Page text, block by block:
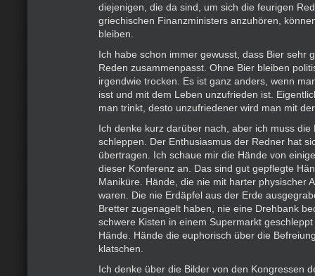
diejenigen, die da sind, um sich die feurigen
griechischen Finanzministers anzuhören,
bleiben.
Ich habe schon immer gewusst, dass Bier sehr
Reden zusammenpasst. Ohne Bier bleiben
irgendwie trocken. Es ist ganz anders, wenn
isst und mit dem Leben unzufrieden ist.
man trinkt, desto unzufriedener wird man mit
Ich denke kurz darüber nach, aber ich muss die
schleppen. Der Enthusiasmus der Redner hat
übertragen. Ich schaue mir die Hände von
dieser Konferenz an. Das sind gut gepflegte
Maniküre. Hände, die nie mit harter physischer
waren. Die nie Erdäpfel aus der Erde
Bretter zugenagelt haben, nie eine Drehbank
schwere Kisten in einem Supermarkt
Hände. Hände die euphorisch über die
klatschen.
Ich denke über die Bilder von den Kongressen